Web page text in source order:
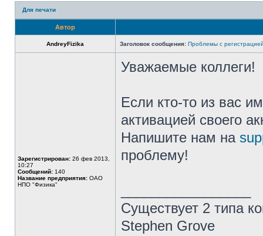
Для печати
Автор
AndreyFizika Заголовок сообщения: Проблемы с
Зарегистрирован: 26 фев 2013,
10:27
Сообщений: 140
Название предприятия: ОАО
НПО "Физика"
Уважаемые коллеги!
Если кто-то из вас
активацией своего
Напишите нам на
проблему!
Существует 2 типа
Stephen Grove